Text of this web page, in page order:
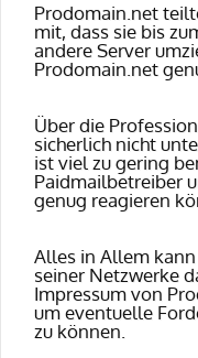
Prodomain.net
mit, dass sie bis
andere Server
Prodomain.net
Über die
sicherlich nicht
ist viel zu gering
Paidmailbetreiber
genug reagieren
Alles in Allem
seiner Netzwerke
Impressum von
um eventuelle
zu können.